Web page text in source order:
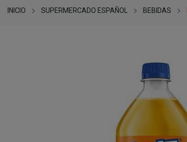
INICIO SUPERMERCADO ESPAÑOL BEBIDAS